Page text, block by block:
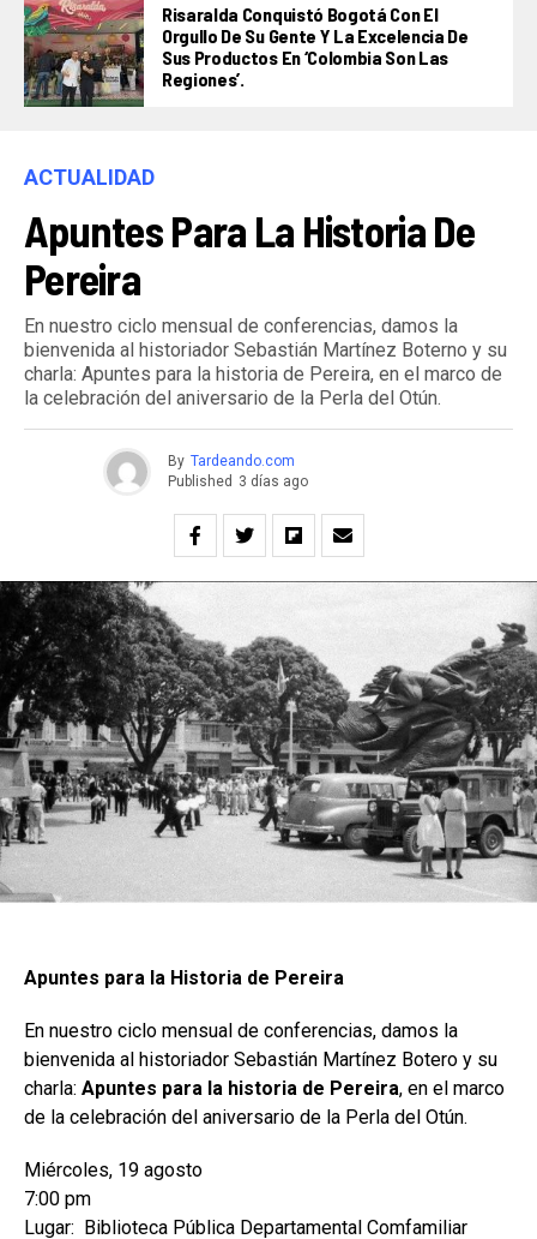
Risaralda Conquistó Bogotá Con El
Orgullo De Su Gente Y La Excelencia De
Sus Productos En ‘Colombia Son Las
Regiones’.
ACTUALIDAD
Apuntes Para La Historia De
Pereira
En nuestro ciclo mensual de conferencias, damos la
bienvenida al historiador Sebastián Martínez Boterno y su
charla: Apuntes para la historia de Pereira, en el marco de
la celebración del aniversario de la Perla del Otún.
By Tardeando.com
Published 3 días ago
Apuntes para la Historia de Pereira
En nuestro ciclo mensual de conferencias, damos la
bienvenida al historiador Sebastián Martínez Botero y su
charla: Apuntes para la historia de Pereira, en el marco
de la celebración del aniversario de la Perla del Otún.
Miércoles, 19 agosto
7:00 pm
Lugar: Biblioteca Pública Departamental Comfamiliar